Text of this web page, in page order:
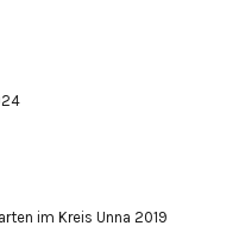
im Kreis Unna 2019